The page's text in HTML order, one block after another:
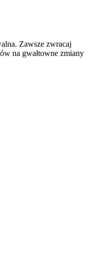
Zawsze zwracaj
na gwałtowne zmiany